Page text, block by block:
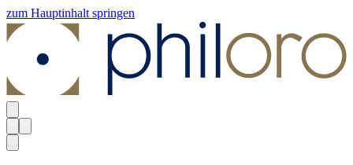
zum Hauptinhalt springen